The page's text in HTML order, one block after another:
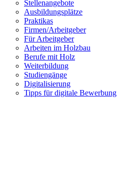
Stellenangebote
Ausbildungsplätze
Praktikas
Firmen/Arbeitgeber
Für Arbeitgeber
Arbeiten im Holzbau
Berufe mit Holz
Weiterbildung
Studiengänge
Digitalisierung
Tipps für digitale Bewerbung